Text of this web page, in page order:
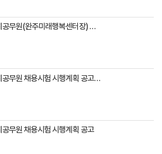
2023년 제3회 완주군 임기제공무원(완주미래행복센터장) 채용시험 시행계획 공고
2023년 제3회 완주군 임기제공무원 채용시험 시행계획 공고(일부 채용분야 공고 보류)
무원 채용시험 시행계획 공고